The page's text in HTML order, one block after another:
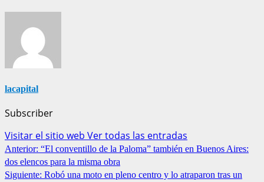
lacapital
Subscriber
Visitar el sitio web Ver todas las entradas
Anterior: “El conventillo de la Paloma” también en Buenos Aires:
dos elencos para la misma obra
Siguiente: Robó una moto en pleno centro y lo atraparon tras un